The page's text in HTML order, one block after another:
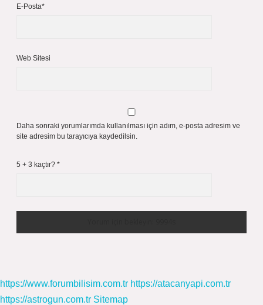
E-Posta*
Web Sitesi
Daha sonraki yorumlarımda kullanılması için adım, e-posta adresim ve
site adresim bu tarayıcıya kaydedilsin.
5 + 3 kaçtır? *
https://www.forumbilisim.com.tr https://atacanyapi.com.tr
https://astrogun.com.tr Sitemap